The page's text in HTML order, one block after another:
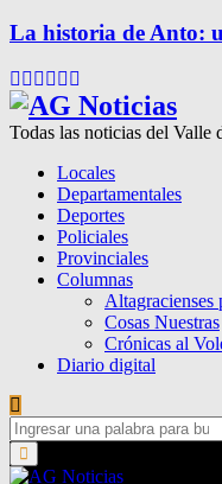
La historia de Anto:
Facebook
Twitter
Instagram
Pinterest
Google
Todas las noticias del Valle
Locales
Departamentales
Deportes
Policiales
Provinciales
Columnas
Cosas Nuestras
Crónicas al
Diario digital
Search
for:Primary
Menu